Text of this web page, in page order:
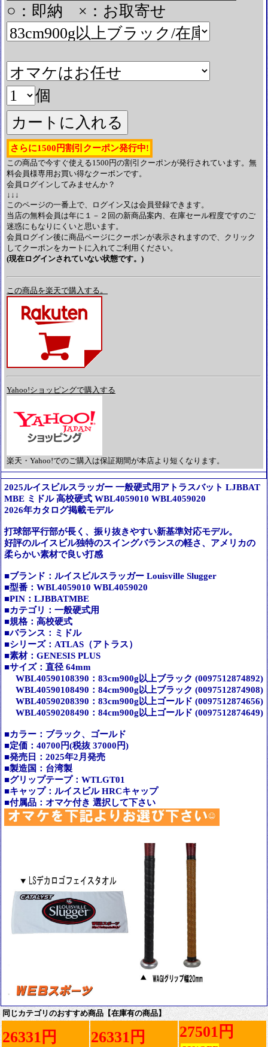
○：即納 ×：お取寄せ
個
さらに1500円割引クーポン発行中!
この商品で今すぐ使える1500円の割引クーポンが発行されています。無
料会員様専用お買い得なクーポンです。
会員ログインしてみませんか？
↓↓↓
このページの一番上で、ログイン又は会員登録できます。
当店の無料会員は年に１－２回の新商品案内、在庫セール程度ですのご
迷惑にもなりにくいと思います。
会員ログイン後に商品ページにクーポンが表示されますので、クリック
してクーポンをカートに入れてご利用ください。
(現在ログインされていない状態です。)
この商品を楽天で購入する。
Yahoo!ショッピングで購入する
楽天・Yahoo!でのご購入は保証期間が本店より短くなります。
2025ルイスビルスラッガー 一般硬式用アトラスバット LJBBAT
MBE ミドル 高校硬式 WBL4059010 WBL4059020
2026年カタログ掲載モデル
打球部平行部が長く、振り抜きやすい新基準対応モデル。
好評のルイスビル独特のスイングバランスの軽さ、アメリカの
柔らかい素材で良い打感
■ブランド：ルイスビルスラッガー Louisville Slugger
■型番：WBL4059010 WBL4059020
■PIN：LJBBATMBE
■カテゴリ：一般硬式用
■規格：高校硬式
■バランス：ミドル
■シリーズ：ATLAS（アトラス）
■素材：GENESIS PLUS
■サイズ：直径 64mm
WBL40590108390：83cm900g以上ブラック (0097512874892)
WBL40590108490：84cm900g以上ブラック (0097512874908)
WBL40590208390：83cm900g以上ゴールド (0097512874656)
WBL40590208490：84cm900g以上ゴールド (0097512874649)
■カラー：ブラック、ゴールド
■定価：40700円(税抜 37000円)
■発売日：2025年2月発売
■製造国：台湾製
■グリップテープ：WTLGT01
■キャップ：ルイスビル HRCキャップ
■付属品：オマケ付き 選択して下さい
同じカテゴリのおすすめ商品【在庫有の商品】
26331円 26331円 27501円